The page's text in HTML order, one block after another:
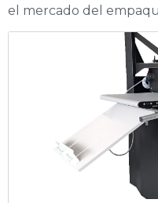
el mercado del